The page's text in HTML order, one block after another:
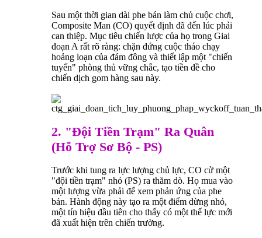
Sau một thời gian dài phe bán làm chủ cuộc chơi,
Composite Man (CO) quyết định đã đến lúc phải
can thiệp. Mục tiêu chiến lược của họ trong Giai
đoạn A rất rõ ràng: chặn đứng cuộc tháo chạy
hoảng loạn của đám đông và thiết lập một "chiến
tuyến" phòng thủ vững chắc, tạo tiền đề cho
chiến dịch gom hàng sau này.
2. "Đội Tiền Trạm" Ra Quân
(Hỗ Trợ Sơ Bộ - PS)
Trước khi tung ra lực lượng chủ lực, CO cử một
"đội tiền trạm" nhỏ (PS) ra thăm dò. Họ mua vào
một lượng vừa phải để xem phản ứng của phe
bán. Hành động này tạo ra một điểm dừng nhỏ,
một tín hiệu đầu tiên cho thấy có một thế lực mới
đã xuất hiện trên chiến trường.